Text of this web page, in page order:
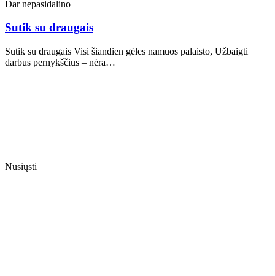
Dar nepasidalino
Sutik su draugais
Sutik su draugais Visi šiandien gėles namuos palaisto, Užbaigti
darbus pernykščius – nėra…
Nusiųsti